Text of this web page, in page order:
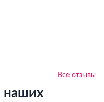
Все отзывы
наших